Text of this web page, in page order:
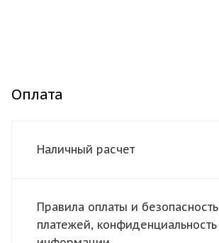
Оплата
Наличный расчет
Правила оплаты и безопасность
платежей, конфиденциальность